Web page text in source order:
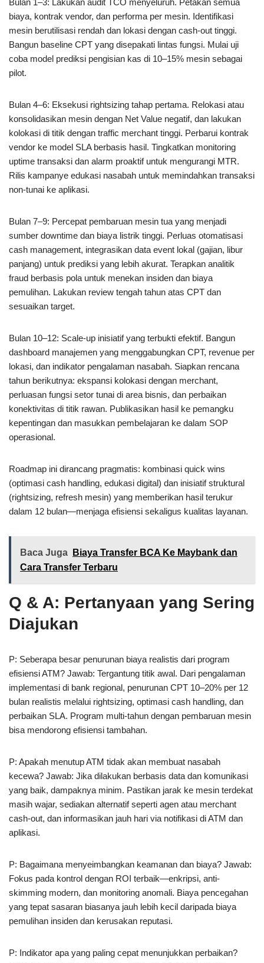
biaya, kontrak vendor, dan performa per mesin. Identifikasi
mesin berutilisasi rendah dan lokasi dengan cash-out tinggi.
Bangun baseline CPT yang disepakati lintas fungsi. Mulai uji
coba model prediksi pengisian kas di 10–15% mesin sebagai
pilot.
Bulan 4–6: Eksekusi rightsizing tahap pertama. Relokasi atau
konsolidasikan mesin dengan Net Value negatif, dan lakukan
kolokasi di titik dengan traffic merchant tinggi. Perbarui kontrak
vendor ke model SLA berbasis hasil. Tingkatkan monitoring
uptime transaksi dan alarm proaktif untuk mengurangi MTR.
Rilis kampanye edukasi nasabah untuk memindahkan transaksi
non-tunai ke aplikasi.
Bulan 7–9: Percepat pembaruan mesin tua yang menjadi
sumber downtime dan biaya listrik tinggi. Perluas otomatisasi
cash management, integrasikan data event lokal (gajian, libur
panjang) untuk prediksi yang lebih akurat. Terapkan analitik
fraud berbasis pola untuk menekan insiden dan biaya
pemulihan. Lakukan review tengah tahun atas CPT dan
sesuaikan target.
Bulan 10–12: Scale-up inisiatif yang terbukti efektif. Bangun
dashboard manajemen yang menggabungkan CPT, revenue per
lokasi, dan indikator pengalaman nasabah. Siapkan rencana
tahun berikutnya: ekspansi kolokasi dengan merchant,
perluasan fungsi setor tunai di area bisnis, dan perbaikan
konektivitas di titik rawan. Publikasikan hasil ke pemangku
kepentingan dan masukkan pembelajaran ke dalam SOP
operasional.
Roadmap ini dirancang pragmatis: kombinasi quick wins
(optimasi cash handling, edukasi digital) dan inisiatif struktural
(rightsizing, refresh mesin) yang memberikan hasil terukur
dalam 12 bulan—menjaga efisiensi sekaligus kualitas layanan.
Baca Juga
Biaya Transfer BCA Ke Maybank dan
Cara Transfer Terbaru
Q & A: Pertanyaan yang Sering
Diajukan
P: Seberapa besar penurunan biaya realistis dari program
efisiensi ATM? Jawab: Tergantung titik awal. Dari pengalaman
implementasi di bank regional, penurunan CPT 10–20% per 12
bulan realistis melalui rightsizing, optimasi cash handling, dan
perbaikan SLA. Program multi-tahun dengan pembaruan mesin
bisa mendorong efisiensi tambahan.
P: Apakah menutup ATM tidak akan membuat nasabah
kecewa? Jawab: Jika dilakukan berbasis data dan komunikasi
yang baik, dampaknya minim. Pastikan jarak ke mesin terdekat
masih wajar, sediakan alternatif seperti agen atau merchant
cash-out, dan informasikan jauh hari via notifikasi di ATM dan
aplikasi.
P: Bagaimana menyeimbangkan keamanan dan biaya? Jawab:
Fokus pada kontrol dengan ROI terbaik—enkripsi, anti-
skimming modern, dan monitoring anomali. Biaya pencegahan
yang tepat sasaran biasanya jauh lebih kecil daripada biaya
pemulihan insiden dan kerusakan reputasi.
P: Indikator apa yang paling cepat menunjukkan perbaikan?